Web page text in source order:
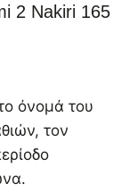
2 Nakiri 165
όνομά του
τον